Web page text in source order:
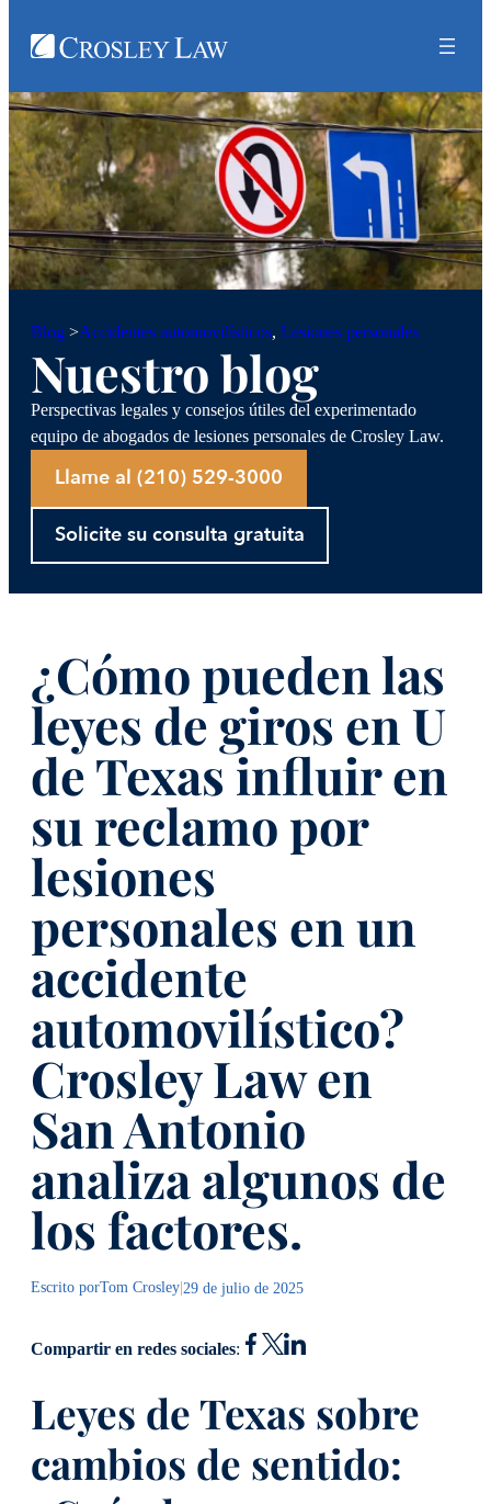
Blog >Accidentes automovilísticos, Lesiones personales
Nuestro blog
Perspectivas legales y consejos útiles del experimentado
equipo de abogados de lesiones personales de Crosley Law.
Llame al (210) 529-3000
Solicite su consulta gratuita
¿Cómo pueden las
leyes de giros en U
de Texas influir en
su reclamo por
lesiones
personales en un
accidente
automovilístico?
Crosley Law en
San Antonio
analiza algunos de
los factores.
Escrito porTom Crosley|29 de julio de 2025
Compartir en redes sociales:
Leyes de Texas sobre
cambios de sentido: